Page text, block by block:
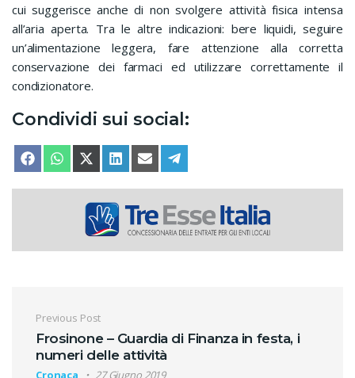
cui suggerisce anche di non svolgere attività fisica intensa
all’aria aperta. Tra le altre indicazioni: bere liquidi, seguire
un’alimentazione leggera, fare attenzione alla corretta
conservazione dei farmaci ed utilizzare correttamente il
condizionatore.
Condividi sui social:
SHARE ON
FACEBOOKSHARE ON
WHATSAPPSHARE ON
X (TWITTER)
SHARE ON
LINKEDINSHARE ON
EMAIL
Navigazione articoli
Previous Post
Frosinone – Guardia di Finanza in festa, i
numeri delle attività
Cronaca 27 Giugno 2019